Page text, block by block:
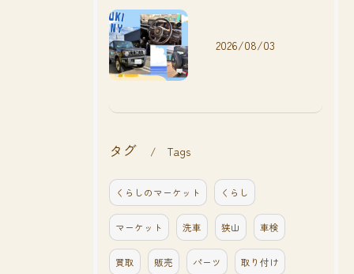
2026/08/03
タグ Tags
くらしのマーケット くらし
マーケット 洗車 狭山 車検
買取 販売 パーツ 取り付け